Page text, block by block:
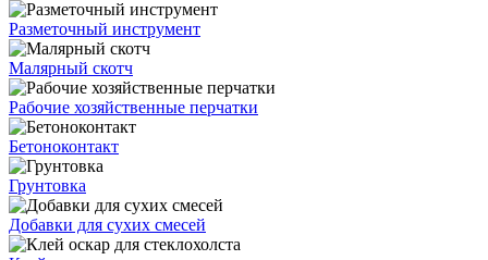
Разметочный инструмент
Малярный скотч
Рабочие хозяйственные перчатки
Бетоноконтакт
Грунтовка
Добавки для сухих смесей